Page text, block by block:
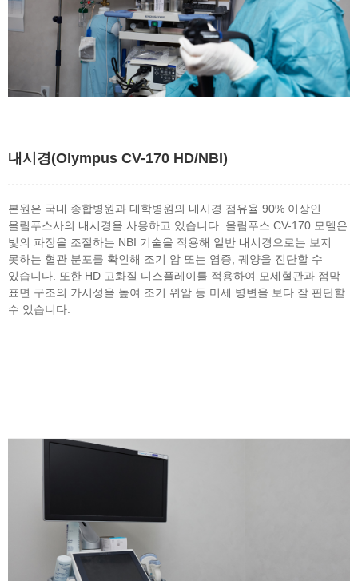
내시경(Olympus CV-170 HD/NBI)
본원은 국내 종합병원과 대학병원의 내시경 점유율 90% 이상인
올림푸스사의 내시경을 사용하고 있습니다. 올림푸스 CV-170 모델은
빛의 파장을 조절하는 NBI 기술을 적용해 일반 내시경으로는 보지
못하는 혈관 분포를 확인해 조기 암 또는 염증, 궤양을 진단할 수
있습니다. 또한 HD 고화질 디스플레이를 적용하여 모세혈관과 점막
표면 구조의 가시성을 높여 조기 위암 등 미세 병변을 보다 잘 판단할
수 있습니다.